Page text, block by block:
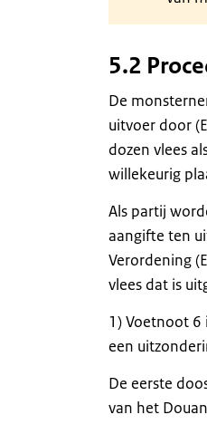
5.2
De
uitvoer door
dozen vlees
willekeurig
Als partij
aangifte ten
Verordening
vlees dat is
1) Voetnoot 6
een
De eerste
van het